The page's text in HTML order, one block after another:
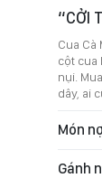
“CỞI
Cua
cột cua
nụi.
dây, ai
Món
Gánh